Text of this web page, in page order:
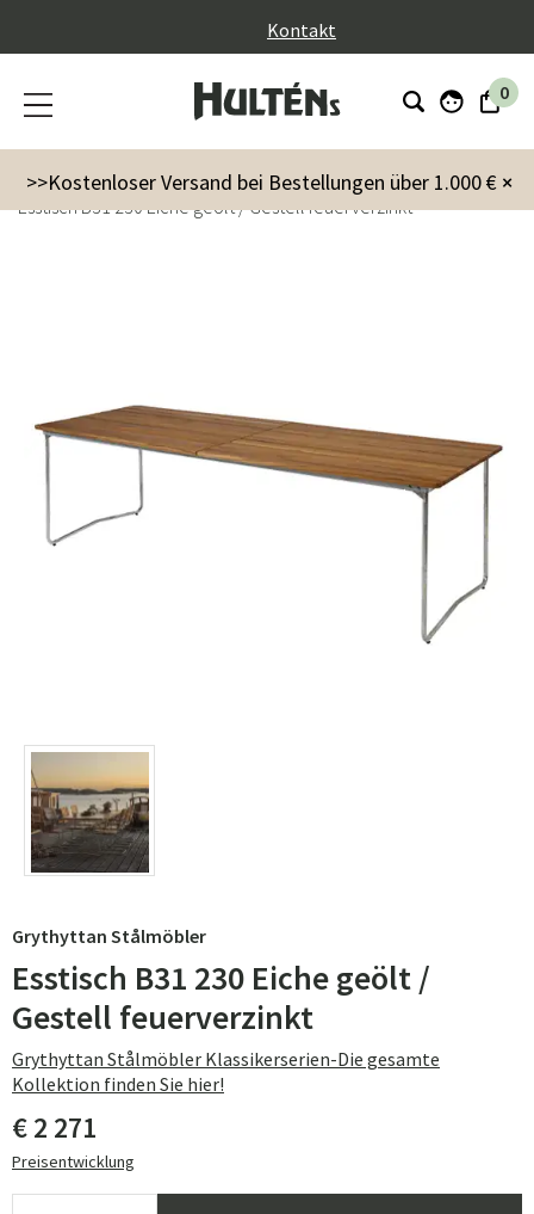
Kontakt
0
×
>>Kostenloser Versand bei Bestellungen über 1.000 €
Gartenmöbel Tische
Esstische
Esstisch B31 230 Eiche geölt / Gestell feuerverzinkt
Grythyttan Stålmöbler
Esstisch B31 230 Eiche geölt /
Gestell feuerverzinkt
Grythyttan Stålmöbler Klassikerserien-Die gesamte
Kollektion finden Sie hier!
€ 2 271
Preisentwicklung